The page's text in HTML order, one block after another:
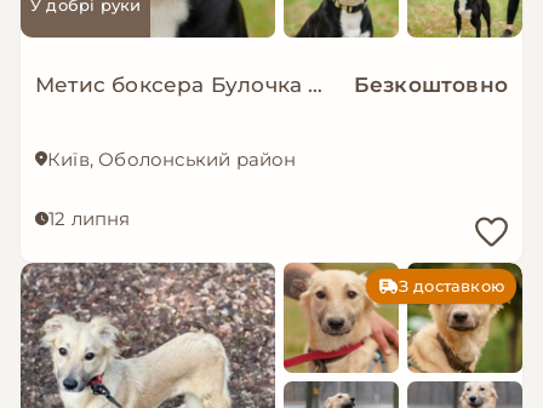
У добрі руки
Метис боксера Булочка мріє про сімʼю!! Безкоштовно
Київ, Оболонський район
12 липня
З доставкою